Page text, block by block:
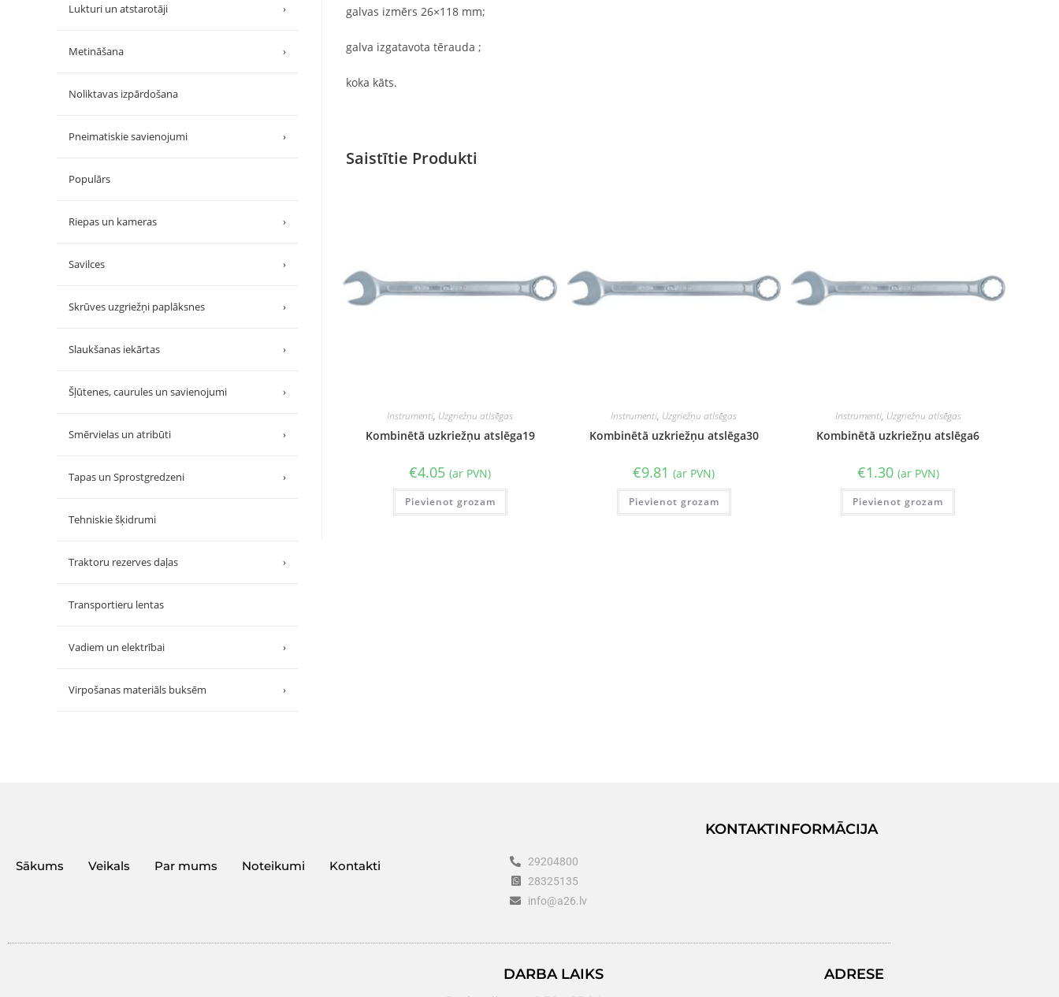
galvas izmērs 26×118 mm;
galva izgatavota tērauda ;
koka kāts.
Saistītie Produkti
Instrumenti, Uzgriežņu atlsēgas
Kombinētā uzkriežņu atslēga19
€4.05 (ar PVN)
Pievienot grozam
Instrumenti, Uzgriežņu atlsēgas
Kombinētā uzkriežņu atslēga30
€9.81 (ar PVN)
Pievienot grozam
Instrumenti, Uzgriežņu atlsēgas
Kombinētā uzkriežņu atslēga6
€1.30 (ar PVN)
Pievienot grozam
Lukturi un atstarotāji ›
Metināšana ›
Noliktavas izpārdošana
Pneimatiskie savienojumi ›
Populārs
Riepas un kameras ›
Savilces ›
Skrūves uzgriežņi paplāksnes ›
Slaukšanas iekārtas ›
Šļūtenes, caurules un savienojumi ›
Smērvielas un atribūti ›
Tapas un Sprostgredzeni ›
Tehniskie šķidrumi
Traktoru rezerves daļas ›
Transportieru lentas
Vadiem un elektrībai ›
Virpošanas materiāls buksēm ›
Sākums Veikals Par mums Noteikumi Kontakti
KONTAKTINFORMĀCIJA
29204800
28325135
info@a26.lv
DARBA LAIKS ADRESE